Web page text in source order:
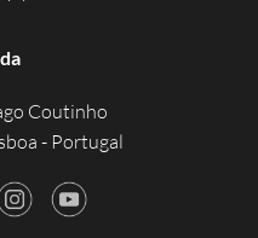
Coutinho
- Portugal